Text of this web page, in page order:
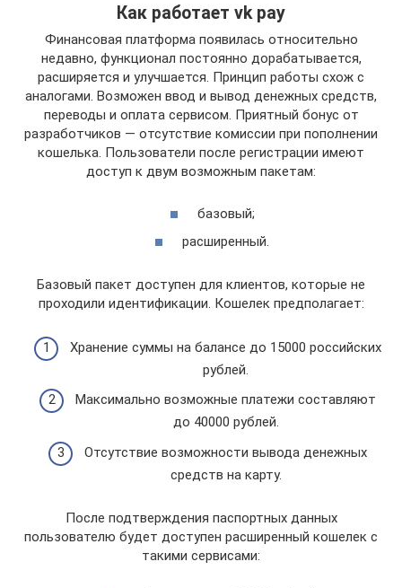
Как работает vk pay
Финансовая платформа появилась относительно
недавно, функционал постоянно дорабатывается,
расширяется и улучшается. Принцип работы схож с
аналогами. Возможен ввод и вывод денежных средств,
переводы и оплата сервисом. Приятный бонус от
разработчиков — отсутствие комиссии при пополнении
кошелька. Пользователи после регистрации имеют
доступ к двум возможным пакетам:
базовый;
расширенный.
Базовый пакет доступен для клиентов, которые не
проходили идентификации. Кошелек предполагает:
Хранение суммы на балансе до 15000 российских
рублей.
Максимально возможные платежи составляют
до 40000 рублей.
Отсутствие возможности вывода денежных
средств на карту.
После подтверждения паспортных данных
пользователю будет доступен расширенный кошелек с
такими сервисами: